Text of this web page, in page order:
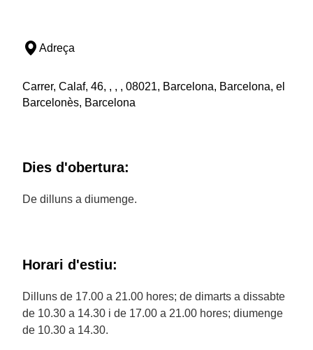
Adreça
Carrer, Calaf, 46, , , , 08021, Barcelona, Barcelona, el
Barcelonès, Barcelona
Dies d'obertura:
De dilluns a diumenge.
Horari d'estiu:
Dilluns de 17.00 a 21.00 hores; de dimarts a dissabte
de 10.30 a 14.30 i de 17.00 a 21.00 hores; diumenge
de 10.30 a 14.30.